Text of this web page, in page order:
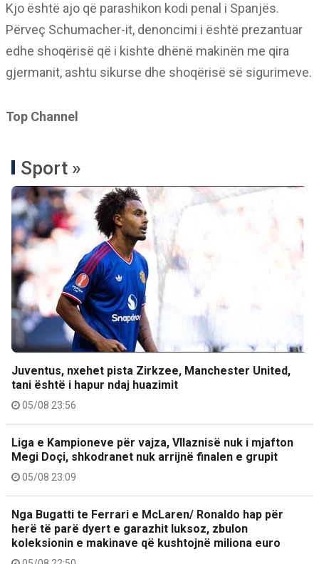
Kjo është ajo që parashikon kodi penal i Spanjës.
Përveç Schumacher-it, denoncimi i është prezantuar
edhe shoqërisë që i kishte dhënë makinën me qira
gjermanit, ashtu sikurse dhe shoqërisë së sigurimeve.
Top Channel
Sport »
Juventus, nxehet pista Zirkzee, Manchester United,
tani është i hapur ndaj huazimit
05/08 23:56
Liga e Kampioneve për vajza, Vllaznisë nuk i mjafton
Megi Doçi, shkodranet nuk arrijnë finalen e grupit
05/08 23:09
Nga Bugatti te Ferrari e McLaren/ Ronaldo hap për
herë të parë dyert e garazhit luksoz, zbulon
koleksionin e makinave që kushtojnë miliona euro